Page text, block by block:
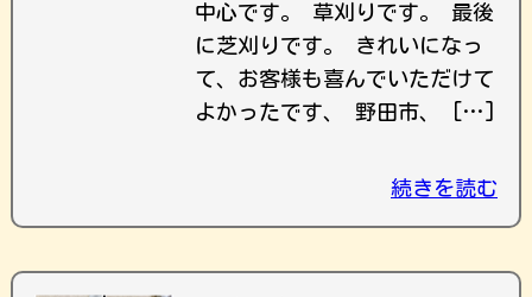
中心です。 草刈りです。 最後
に芝刈りです。 きれいになっ
て、お客様も喜んでいただけて
よかったです、 野田市、 […]
続きを読む